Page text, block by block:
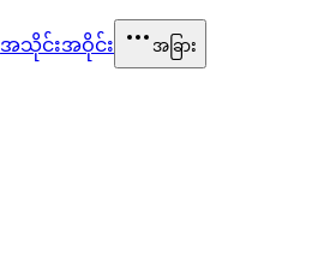
အသိုင်းအဝိုင်း အခြား